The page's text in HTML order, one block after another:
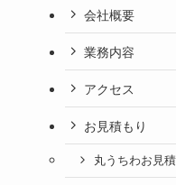
会社概要
業務内容
アクセス
お見積もり
丸うちわお見